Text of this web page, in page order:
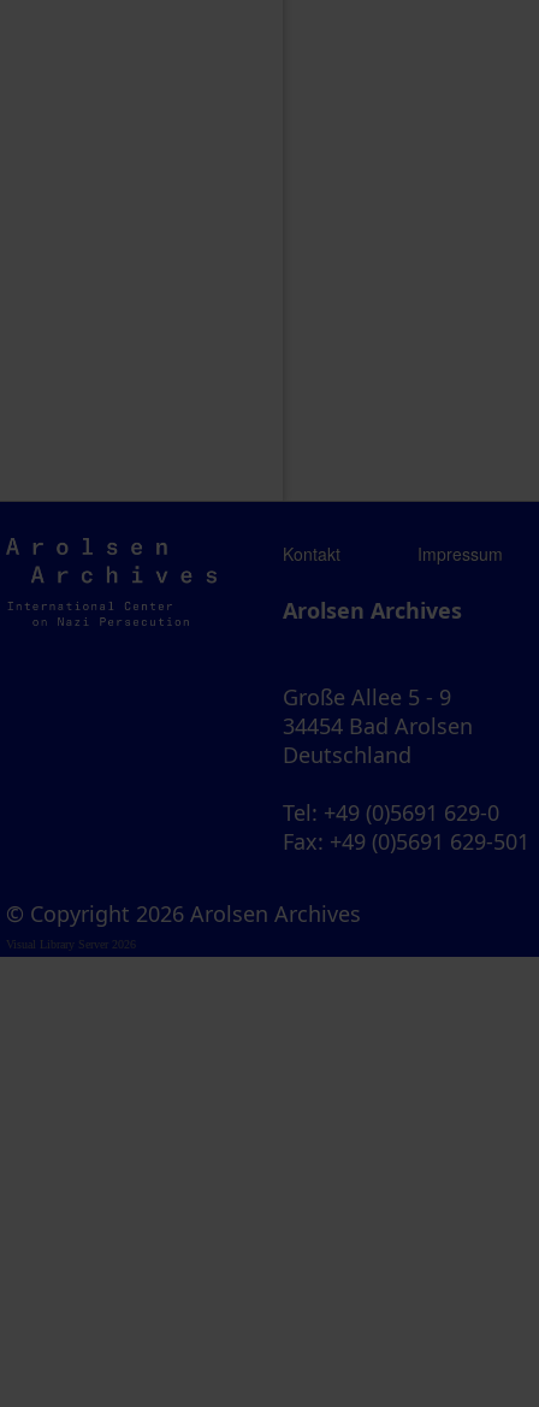
Arolsen
Archives
Kontakt Impressum
Arolsen Archives
Große Allee 5 - 9
34454 Bad Arolsen
Deutschland
Tel: +49 (0)5691 629-0
Fax: +49 (0)5691 629-501
© Copyright 2026 Arolsen Archives
Visual Library Server 2026